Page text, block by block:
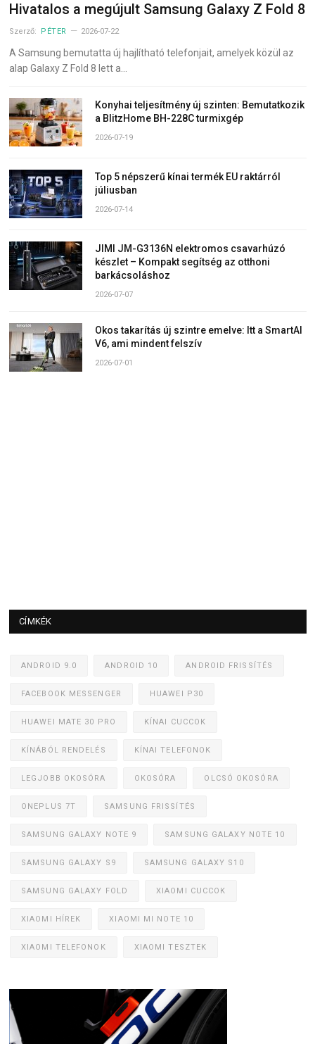
Hivatalos a megújult Samsung Galaxy Z Fold 8
Szerző: PÉTER 2026-07-22
A Samsung bemutatta új hajlítható telefonjait, amelyek közül az
alap Galaxy Z Fold 8 lett a…
Konyhai teljesítmény új szinten: Bemutatkozik
a BlitzHome BH-228C turmixgép
2026-07-19
Top 5 népszerű kínai termék EU raktárról
júliusban
2026-07-14
JIMI JM-G3136N elektromos csavarhúzó
készlet – Kompakt segítség az otthoni
barkácsoláshoz
2026-07-07
Okos takarítás új szintre emelve: Itt a SmartAI
V6, ami mindent felszív
2026-07-01
CÍMKÉK
ANDROID 9.0 ANDROID 10 ANDROID FRISSÍTÉS
FACEBOOK MESSENGER HUAWEI P30
HUAWEI MATE 30 PRO KÍNAI CUCCOK
KÍNÁBÓL RENDELÉS KÍNAI TELEFONOK
LEGJOBB OKOSÓRA OKOSÓRA OLCSÓ OKOSÓRA
ONEPLUS 7T SAMSUNG FRISSÍTÉS
SAMSUNG GALAXY NOTE 9 SAMSUNG GALAXY NOTE 10
SAMSUNG GALAXY S9 SAMSUNG GALAXY S10
SAMSUNG GALAXY FOLD XIAOMI CUCCOK
XIAOMI HÍREK XIAOMI MI NOTE 10
XIAOMI TELEFONOK XIAOMI TESZTEK